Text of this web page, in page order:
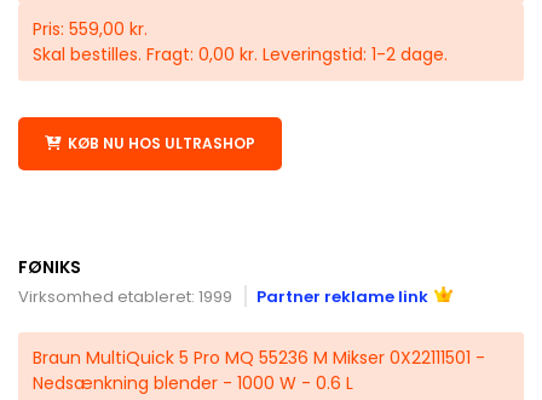
Pris: 559,00 kr.
Skal bestilles. Fragt: 0,00 kr. Leveringstid: 1-2 dage.
KØB NU HOS ULTRASHOP
FØNIKS
Virksomhed etableret: 1999 Partner reklame link
Braun MultiQuick 5 Pro MQ 55236 M Mikser 0X22111501 -
Nedsænkning blender - 1000 W - 0.6 L